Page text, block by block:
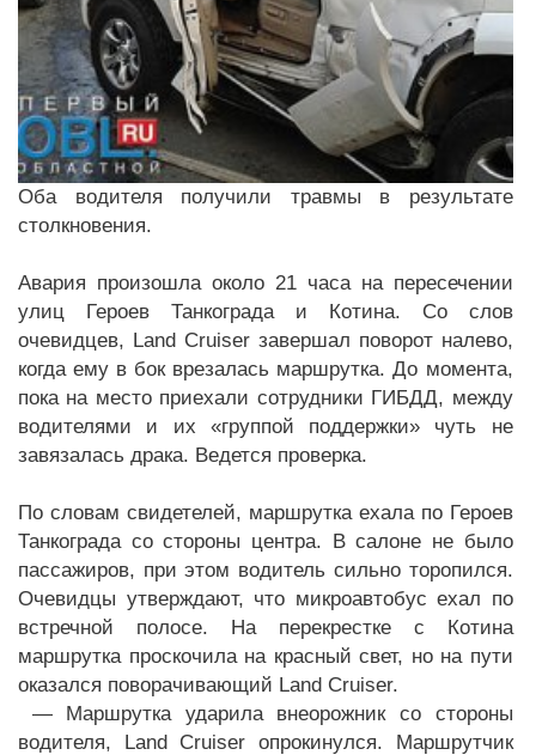
Оба водителя получили травмы в результате
столкновения.
Авария произошла около 21 часа на пересечении
улиц Героев Танкограда и Котина. Со слов
очевидцев, Land Cruiser завершал поворот налево,
когда ему в бок врезалась маршрутка. До момента,
пока на место приехали сотрудники ГИБДД, между
водителями и их «группой поддержки» чуть не
завязалась драка. Ведется проверка.
По словам свидетелей, маршрутка ехала по Героев
Танкограда со стороны центра. В салоне не было
пассажиров, при этом водитель сильно торопился.
Очевидцы утверждают, что микроавтобус ехал по
встречной полосе. На перекрестке с Котина
маршрутка проскочила на красный свет, но на пути
оказался поворачивающий Land Cruiser.
— Маршрутка ударила внеорожник со стороны
водителя, Land Cruiser опрокинулся. Маршрутчик